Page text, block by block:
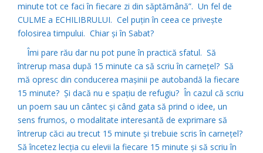
minute tot ce faci în fiecare zi din săptămână”. Un fel de
CULME a ECHILIBRULUI. Cel puţin în ceea ce priveşte
folosirea timpului. Chiar şi în Sabat?
Îmi pare rău dar nu pot pune în practică sfatul. Să
întrerup masa după 15 minute ca să scriu în carneţel? Să
mă opresc din conducerea maşinii pe autobandă la fiecare
15 minute? Şi dacă nu e spaţiu de refugiu? În cazul că scriu
un poem sau un cântec şi când gata să prind o idee, un
sens frumos, o modalitate interesantă de exprimare să
întrerup căci au trecut 15 minute şi trebuie scris în carneţel?
Să încetez lecţia cu elevii la fiecare 15 minute şi să scriu în